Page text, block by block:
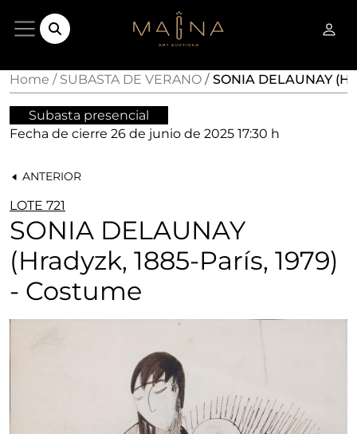
Home SUBASTA DE VERANO SONIA DELAUNAY
Subasta presencial
Fecha de cierre 26 de junio de 2025 17:30 h
ANTERIOR
LOTE 721
SONIA DELAUNAY
(Hradyzk, 1885-París, 1979)
- Costume